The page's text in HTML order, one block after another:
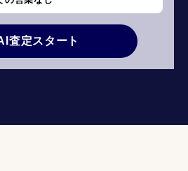
査定スタート